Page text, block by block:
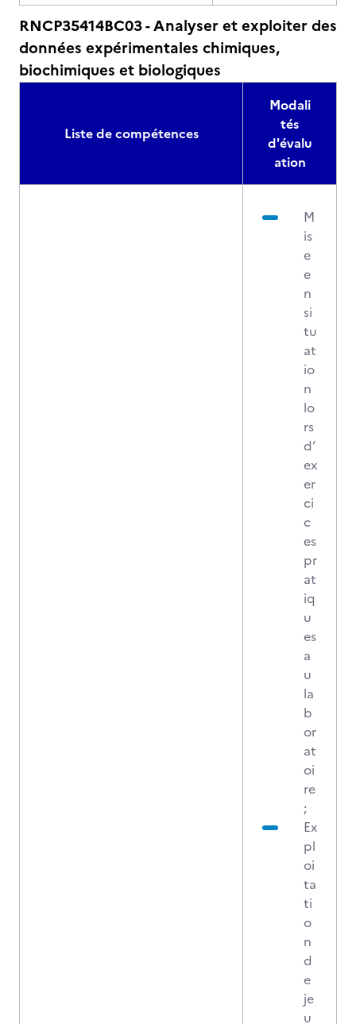
RNCP35414BC03 - Analyser et exploiter des
données expérimentales chimiques,
biochimiques et biologiques
Liste de compétences
Modali
tés
d'évalu
ation
M
is
e
e
n
si
tu
at
io
n
lo
rs
d’
ex
er
ci
c
es
pr
at
iq
u
es
a
u
la
b
or
at
oi
re
;
Ex
pl
oi
ta
ti
o
n
d
e
je
u